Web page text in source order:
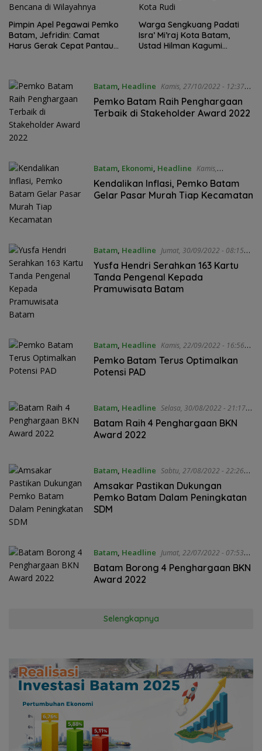
Pimpin Apel Pegawai Pemko
Batam, Jefridin: Camat
Harus Gerak Cepat Pantau
Warga Sengkuang Padati
Isra’ Mi’raj Kota Batam,
Ustad Hilman Kagumi
Batam, Headline Kamis, 27/10/2022 - 12:37
WIB
Pemko Batam Raih Penghargaan
Terbaik di Stakeholder Award 2022
Batam, Ekonomi, Headline Kamis,
27/10/2022 - 09:16 WIB
Kendalikan Inflasi, Pemko Batam
Gelar Pasar Murah Tiap Kecamatan
Batam, Headline Jumat, 30/09/2022 - 08:15
WIB
Yusfa Hendri Serahkan 163 Kartu
Tanda Pengenal Kepada
Pramuwisata Batam
Batam, Headline Kamis, 22/09/2022 - 16:56
WIB
Pemko Batam Terus Optimalkan
Potensi PAD
Batam, Headline Selasa, 30/08/2022 - 21:17
WIB
Batam Raih 4 Penghargaan BKN
Award 2022
Batam, Headline Sabtu, 27/08/2022 - 22:26
WIB
Amsakar Pastikan Dukungan
Pemko Batam Dalam Peningkatan
SDM
Batam, Headline Jumat, 22/07/2022 - 07:53
WIB
Batam Borong 4 Penghargaan BKN
Award 2022
Selengkapnya